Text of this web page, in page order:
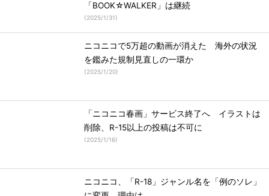
「BOOK☆WALKER」は継続
(2025/1/31)
ニコニコで5万超の動画が消えた 海外の状況
を鑑みた規制見直しの一環か
(2025/1/20)
「ニコニコ春画」サービス終了へ イラストは
削除、R-15以上の投稿は不可に
(2025/1/16)
ニコニコ、「R-18」ジャンル名を「例のソレ」